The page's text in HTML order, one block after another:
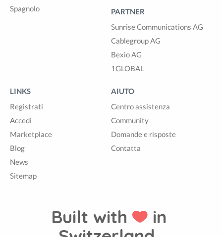
Spagnolo
PARTNER
Sunrise Communications AG
Cablegroup AG
Bexio AG
1GLOBAL
LINKS
Registrati
Accedi
Marketplace
Blog
News
Sitemap
AIUTO
Centro assistenza
Community
Domande e risposte
Contatta
Built with
in